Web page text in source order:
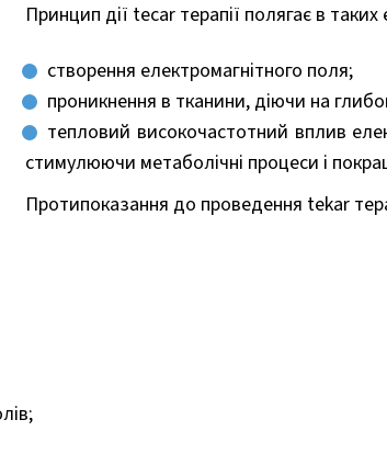
Принцип дії tecar терапії полягає в таких
створення електромагнітного поля;
проникнення в тканини, діючи на
тепловий високочастотний вплив
стимулюючи метаболічні процеси і
Протипоказання до проведення tekar